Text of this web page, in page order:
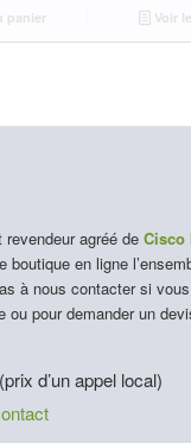
panier Voir
agréé de Cisco
boutique en ligne
à nous contacter si
ou pour demander un
(prix d’un appel local)